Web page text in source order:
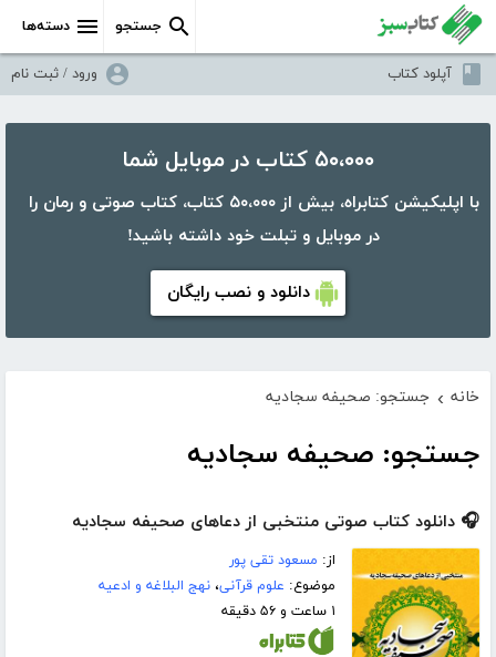
دسته‌ها جستجو
آپلود کتاب ورود / ثبت نام
۵۰،۰۰۰ کتاب در موبایل شما
با اپلیکیشن کتابراه، بیش از ۵۰،۰۰۰ کتاب، کتاب صوتی و رمان را
در موبایل و تبلت خود داشته باشید!
دانلود و نصب رایگان
خانه › جستجو: صحیفه سجادیه
جستجو: صحیفه سجادیه
🎧 دانلود کتاب صوتی منتخبی از دعاهای صحیفه سجادیه
از: مسعود تقی پور
موضوع: علوم قرآنی،نهج البلاغه و ادعیه
۱ ساعت و ۵۶ دقیقه